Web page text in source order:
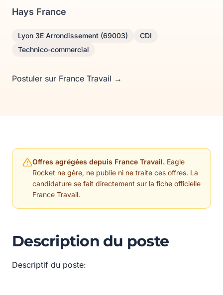
Hays France
Lyon 3E Arrondissement (69003)
CDI
Technico-commercial
Postuler sur France Travail →
Offres agrégées depuis France Travail. Eagle
Rocket ne gère, ne publie ni ne traite ces offres. La
candidature se fait directement sur la fiche officielle
France Travail.
Description du poste
Descriptif du poste: